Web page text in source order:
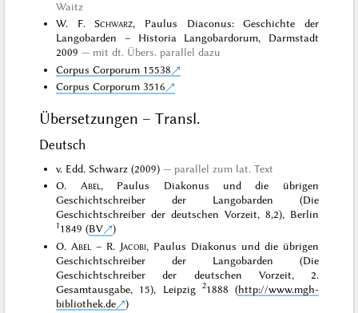
Waitz
W. F.Schwarz, Paulus Diaconus: Geschichte der
Langobarden – Historia Langobardorum, Darmstadt
2009
mit dt. Übers. parallel dazu
Corpus Corporum 15538
Corpus Corporum 3516
Übersetzungen – Transl.
Deutsch
v. Edd. Schwarz (2009)
parallel zum lat. Text
O. Abel , Paulus Diakonus und die übrigen
Geschichtschreiber der Langobarden (Die
Geschichtschreiber der deutschen Vorzeit, 8,2), Berlin
11849 (BV
)
O.Abel – R. Jacobi, Paulus Diakonus und die übrigen
Geschichtschreiber der Langobarden (Die
Geschichtschreiber der deutschen Vorzeit, 2.
Gesamtausgabe, 15), Leipzig
21888 (http://www.mgh-
bibliothek.de
)